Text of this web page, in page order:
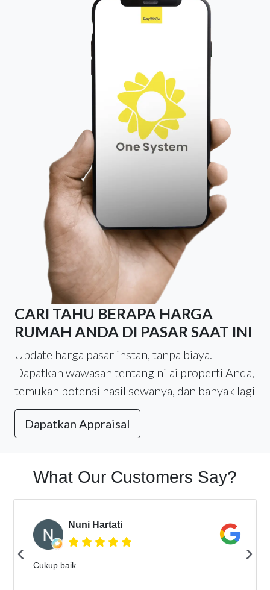
CARI TAHU BERAPA HARGA
RUMAH ANDA DI PASAR SAAT INI
Update harga pasar instan, tanpa biaya.
Dapatkan wawasan tentang nilai properti Anda,
temukan potensi hasil sewanya, dan banyak lagi
Dapatkan Appraisal
What Our Customers Say?
Nuni Hartati
Cukup baik
‹ ›